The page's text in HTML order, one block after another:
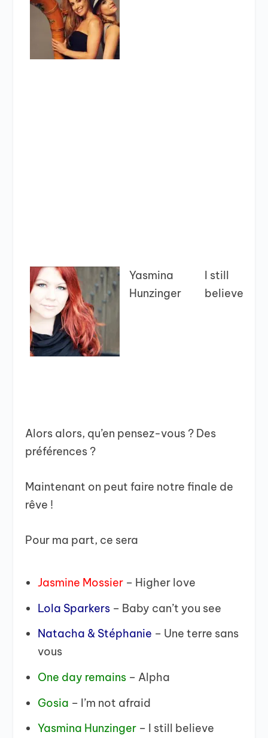
Yasmina
Hunzinger
I still
believe
Alors alors, qu’en pensez-vous ? Des
préférences ?
Maintenant on peut faire notre finale de
rêve !
Pour ma part, ce sera
Jasmine Mossier– Higher love
Lola Sparkers – Baby can’t you see
Natacha & Stéphanie – Une terre sans
vous
One day remains – Alpha
Gosia – I’m not afraid
Yasmina Hunzinger– I still believe